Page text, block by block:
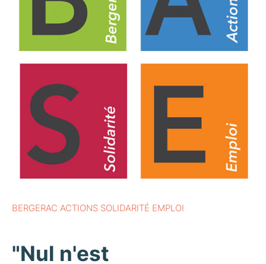
BERGERAC ACTIONS SOLIDARITÉ EMPLOI
"Nul n'est